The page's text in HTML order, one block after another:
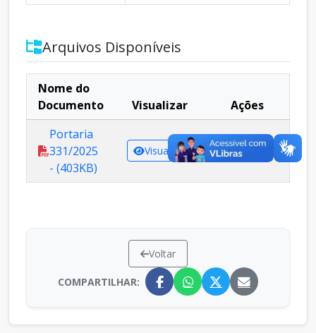
Arquivos Disponíveis
Nome do
Documento
Visualizar
Ações
Portaria
331/2025
- (403KB)
Visualizar Baixar
Voltar
COMPARTILHAR: